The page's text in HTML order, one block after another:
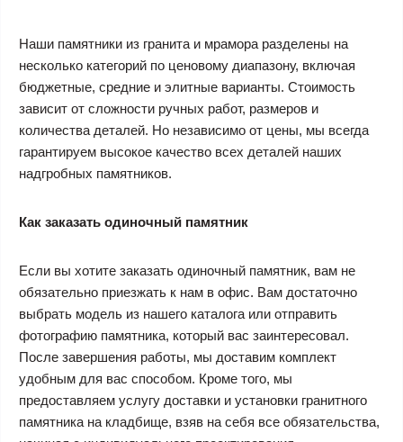
Наши памятники из гранита и мрамора разделены на
несколько категорий по ценовому диапазону, включая
бюджетные, средние и элитные варианты. Стоимость
зависит от сложности ручных работ, размеров и
количества деталей. Но независимо от цены, мы всегда
гарантируем высокое качество всех деталей наших
надгробных памятников.
Как заказать одиночный памятник
Если вы хотите заказать одиночный памятник, вам не
обязательно приезжать к нам в офис. Вам достаточно
выбрать модель из нашего каталога или отправить
фотографию памятника, который вас заинтересовал.
После завершения работы, мы доставим комплект
удобным для вас способом. Кроме того, мы
предоставляем услугу доставки и установки гранитного
памятника на кладбище, взяв на себя все обязательства,